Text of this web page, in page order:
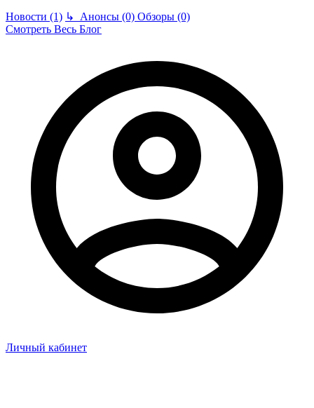
Новости (1) ↳ Анонсы (0) Обзоры (0)
Смотреть Весь Блог
Личный кабинет